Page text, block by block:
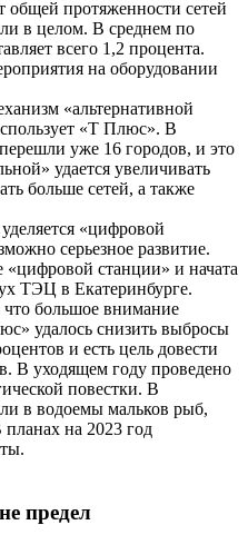
общей протяженности сетей
в целом. В среднем по
всего 1,2 процента.
на оборудовании
«альтернативной
«Т Плюс». В
уже 16 городов, и это
удается увеличивать
больше сетей, а также
«цифровой
серьезное развитие.
станции» и начата
ТЭЦ в Екатеринбурге.
большое внимание
удалось снизить выбросы
и есть цель довести
В уходящем году проведено
повестки. В
в водоемы мальков рыб,
на 2023 год
предел